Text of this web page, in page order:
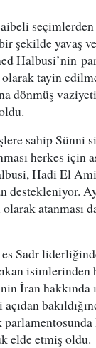
şekilde yavaş
Halbusi’nin
olarak tayin
dönmüş
sahip Sünni
herkes için
Hadi El
destekleniyor.
olarak atanması
Sadr
İran hakkında
elde etmiş oldu.